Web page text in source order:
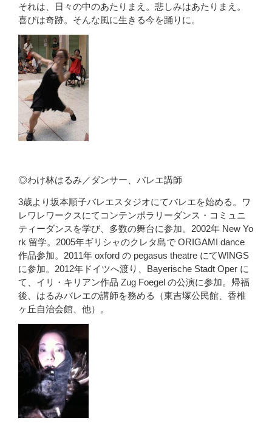
それは、日々の中のあたりまえ。悲しみはあたりまえ。
喜びは奇跡。そんな風に生きる今を踊りに。
◎わけ林はるみ／ダンサー、バレエ講師
3歳より坂本順子バレエスタジオにてバレエを始める。ワ
レワレワークスにてコンテンポラリーダンス・コミュニ
ティーダンスを学び、多数の舞台に参加。2002年 New Yo
rk 留学。2005年ギリシャのクレタ島で ORIGAMI dance
作品参加。2011年 oxford の pegasus theatre にてWINGS
に参加。2012年ドイツへ渡り、Bayerische Stadt Oper に
て、イリ・キリアン作品 Zug Foegel の公演に参加。帰福
後、はるみバレエの講師を務める（東吉塚公民館、香椎
ヶ丘自治会館、他）。